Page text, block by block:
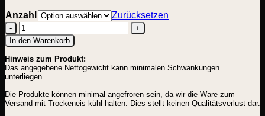
Anzahl Zurücksetzen
Leberkäse
58/21
Menge
In den Warenkorb
Hinweis zum Produkt:
Das angegebene Nettogewicht kann minimalen Schwankungen
unterliegen.
Die Produkte können minimal angefroren sein, da wir die Ware zum
Versand mit Trockeneis kühl halten. Dies stellt keinen Qualitätsverlust dar.